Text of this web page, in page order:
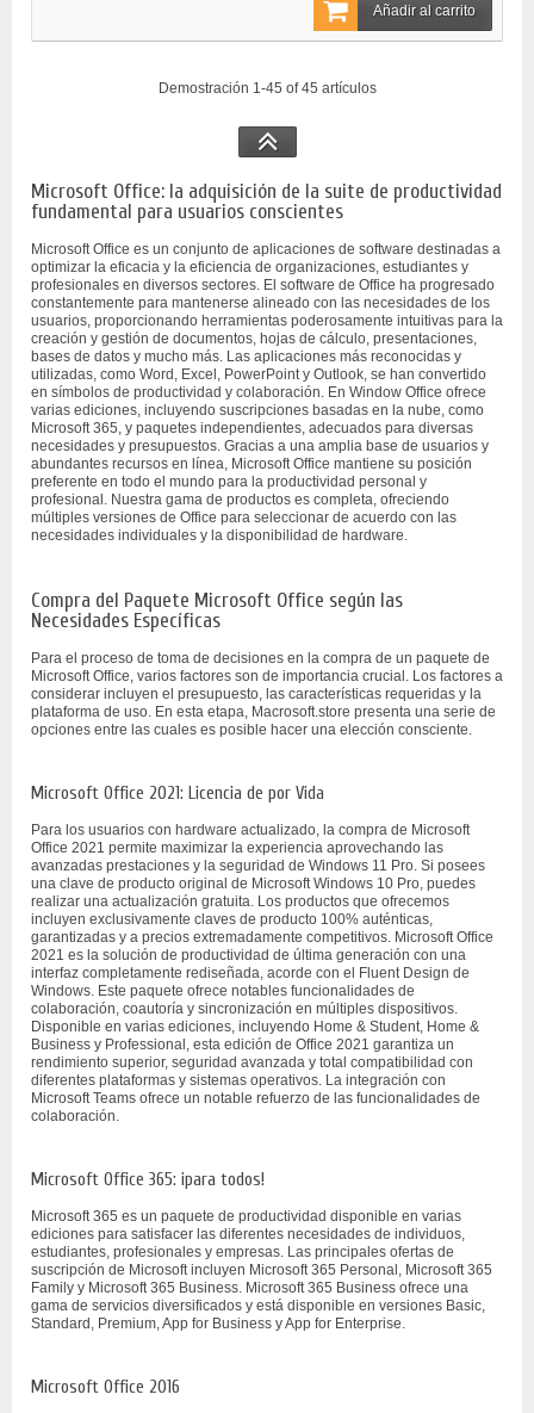
Añadir al carrito
Demostración 1-45 of 45 artículos
Microsoft Office: la adquisición de la suite de productividad
fundamental para usuarios conscientes
Microsoft Office es un conjunto de aplicaciones de software destinadas a
optimizar la eficacia y la eficiencia de organizaciones, estudiantes y
profesionales en diversos sectores. El software de Office ha progresado
constantemente para mantenerse alineado con las necesidades de los
usuarios, proporcionando herramientas poderosamente intuitivas para la
creación y gestión de documentos, hojas de cálculo, presentaciones,
bases de datos y mucho más. Las aplicaciones más reconocidas y
utilizadas, como Word, Excel, PowerPoint y Outlook, se han convertido
en símbolos de productividad y colaboración. En Window Office ofrece
varias ediciones, incluyendo suscripciones basadas en la nube, como
Microsoft 365, y paquetes independientes, adecuados para diversas
necesidades y presupuestos. Gracias a una amplia base de usuarios y
abundantes recursos en línea, Microsoft Office mantiene su posición
preferente en todo el mundo para la productividad personal y
profesional. Nuestra gama de productos es completa, ofreciendo
múltiples versiones de Office para seleccionar de acuerdo con las
necesidades individuales y la disponibilidad de hardware.
Compra del Paquete Microsoft Office según las
Necesidades Específicas
Para el proceso de toma de decisiones en la compra de un paquete de
Microsoft Office, varios factores son de importancia crucial. Los factores a
considerar incluyen el presupuesto, las características requeridas y la
plataforma de uso. En esta etapa, Macrosoft.store presenta una serie de
opciones entre las cuales es posible hacer una elección consciente.
Microsoft Office 2021: Licencia de por Vida
Para los usuarios con hardware actualizado, la compra de Microsoft
Office 2021 permite maximizar la experiencia aprovechando las
avanzadas prestaciones y la seguridad de Windows 11 Pro. Si posees
una clave de producto original de Microsoft Windows 10 Pro, puedes
realizar una actualización gratuita. Los productos que ofrecemos
incluyen exclusivamente claves de producto 100% auténticas,
garantizadas y a precios extremadamente competitivos. Microsoft Office
2021 es la solución de productividad de última generación con una
interfaz completamente rediseñada, acorde con el Fluent Design de
Windows. Este paquete ofrece notables funcionalidades de
colaboración, coautoría y sincronización en múltiples dispositivos.
Disponible en varias ediciones, incluyendo Home & Student, Home &
Business y Professional, esta edición de Office 2021 garantiza un
rendimiento superior, seguridad avanzada y total compatibilidad con
diferentes plataformas y sistemas operativos. La integración con
Microsoft Teams ofrece un notable refuerzo de las funcionalidades de
colaboración.
Microsoft Office 365: ¡para todos!
Microsoft 365 es un paquete de productividad disponible en varias
ediciones para satisfacer las diferentes necesidades de individuos,
estudiantes, profesionales y empresas. Las principales ofertas de
suscripción de Microsoft incluyen Microsoft 365 Personal, Microsoft 365
Family y Microsoft 365 Business. Microsoft 365 Business ofrece una
gama de servicios diversificados y está disponible en versiones Basic,
Standard, Premium, App for Business y App for Enterprise.
Microsoft Office 2016